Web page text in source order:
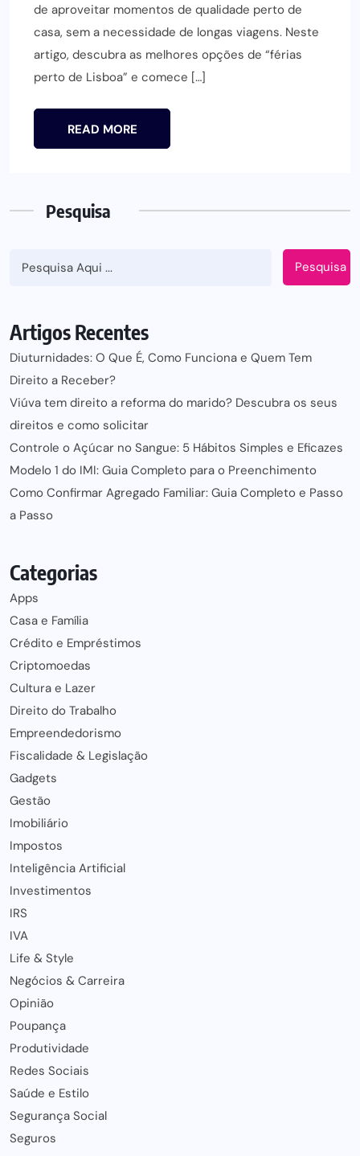
de aproveitar momentos de qualidade perto de
casa, sem a necessidade de longas viagens. Neste
artigo, descubra as melhores opções de “férias
perto de Lisboa” e comece […]
READ MORE
Pesquisa
Pesquisa
Artigos Recentes
Diuturnidades: O Que É, Como Funciona e Quem Tem
Direito a Receber?
Viúva tem direito a reforma do marido? Descubra os seus
direitos e como solicitar
Controle o Açúcar no Sangue: 5 Hábitos Simples e Eficazes
Modelo 1 do IMI: Guia Completo para o Preenchimento
Como Confirmar Agregado Familiar: Guia Completo e Passo
a Passo
Categorias
Apps
Casa e Família
Crédito e Empréstimos
Criptomoedas
Cultura e Lazer
Direito do Trabalho
Empreendedorismo
Fiscalidade & Legislação
Gadgets
Gestão
Imobiliário
Impostos
Inteligência Artificial
Investimentos
IRS
IVA
Life & Style
Negócios & Carreira
Opinião
Poupança
Produtividade
Redes Sociais
Saúde e Estilo
Segurança Social
Seguros